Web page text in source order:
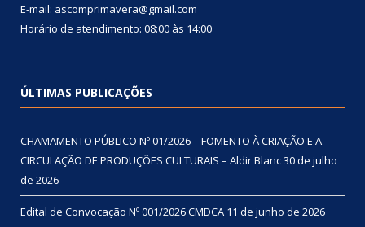
E-mail: ascomprimavera@gmail.com
Horário de atendimento: 08:00 às 14:00
ÚLTIMAS PUBLICAÇÕES
CHAMAMENTO PÚBLICO Nº 01/2026 – FOMENTO À CRIAÇÃO E A
CIRCULAÇÃO DE PRODUÇÕES CULTURAIS – Aldir Blanc30 de julho
de 2026
Edital de Convocação Nº 001/2026 CMDCA 11 de junho de 2026